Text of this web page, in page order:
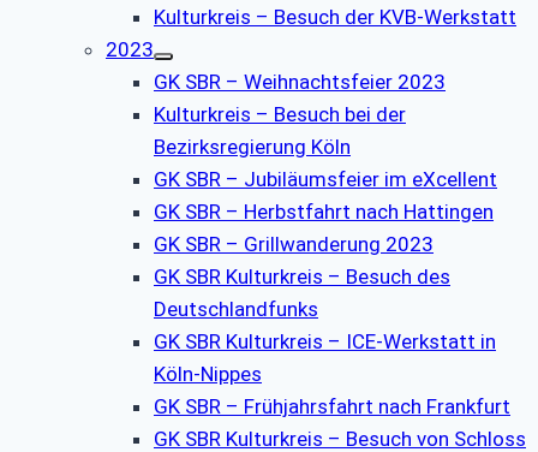
Kulturkreis – Besuch der KVB-Werkstatt
2023
GK SBR – Weihnachtsfeier 2023
Kulturkreis – Besuch bei der
Bezirksregierung Köln
GK SBR – Jubiläumsfeier im eXcellent
GK SBR – Herbstfahrt nach Hattingen
GK SBR – Grillwanderung 2023
GK SBR Kulturkreis – Besuch des
Deutschlandfunks
GK SBR Kulturkreis – ICE-Werkstatt in
Köln-Nippes
GK SBR – Frühjahrsfahrt nach Frankfurt
GK SBR Kulturkreis – Besuch von Schloss